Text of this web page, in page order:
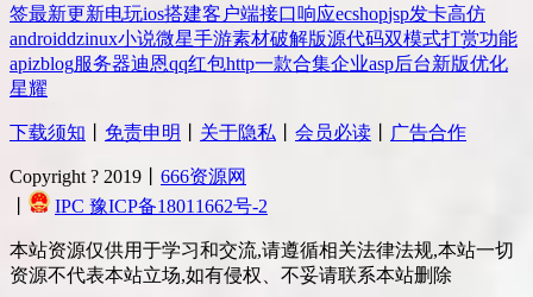
签最新更新电玩ios搭建客户端接口响应ecshopjsp发卡高仿
androiddzinux小说微星手游素材破解版源代码双模式打赏功能
apizblog服务器迪恩qq红包http一款合集企业asp后台新版优化
星耀
下载须知 免责申明 关于隐私 会员必读 广告合作
Copyright ? 2019丨 666资源网
IPC 豫ICP备18011662号-2
本站资源仅供用于学习和交流,请遵循相关法律法规,本站一切
资源不代表本站立场,如有侵权、不妥请联系本站删除